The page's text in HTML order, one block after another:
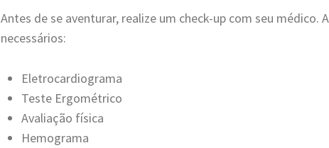
Antes de se aventurar, realize um check-up com seu médico.
necessários:
Eletrocardiograma
Teste Ergométrico
Avaliação física
Hemograma